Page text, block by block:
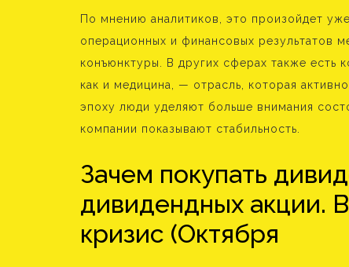
По мнению аналитиков, это произойдет
операционных и финансовых результатов
конъюнктуры. В других сферах также есть
как и медицина, — отрасль, которая
эпоху люди уделяют больше внимания
компании показывают стабильность.
Зачем покупать
дивидендных акции.
кризис (Октября